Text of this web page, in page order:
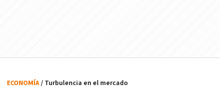
ECONOMÍA/ Turbulencia en el mercado